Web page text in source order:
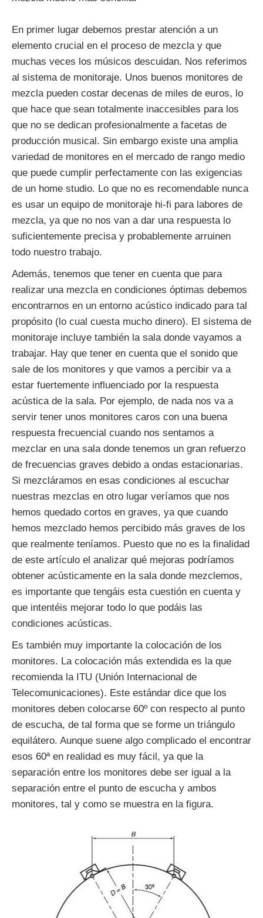
En primer lugar debemos prestar atención a un
elemento crucial en el proceso de mezcla y que
muchas veces los músicos descuidan. Nos referimos
al sistema de monitoraje. Unos buenos monitores de
mezcla pueden costar decenas de miles de euros, lo
que hace que sean totalmente inaccesibles para los
que no se dedican profesionalmente a facetas de
producción musical. Sin embargo existe una amplia
variedad de monitores en el mercado de rango medio
que puede cumplir perfectamente con las exigencias
de un home studio. Lo que no es recomendable nunca
es usar un equipo de monitoraje hi-fi para labores de
mezcla, ya que no nos van a dar una respuesta lo
suficientemente precisa y probablemente arruinen
todo nuestro trabajo.
Además, tenemos que tener en cuenta que para
realizar una mezcla en condiciones óptimas debemos
encontrarnos en un entorno acústico indicado para tal
propósito (lo cual cuesta mucho dinero). El sistema de
monitoraje incluye también la sala donde vayamos a
trabajar. Hay que tener en cuenta que el sonido que
sale de los monitores y que vamos a percibir va a
estar fuertemente influenciado por la respuesta
acústica de la sala. Por ejemplo, de nada nos va a
servir tener unos monitores caros con una buena
respuesta frecuencial cuando nos sentamos a
mezclar en una sala donde tenemos un gran refuerzo
de frecuencias graves debido a ondas estacionarias.
Si mezcláramos en esas condiciones al escuchar
nuestras mezclas en otro lugar veríamos que nos
hemos quedado cortos en graves, ya que cuando
hemos mezclado hemos percibido más graves de los
que realmente teníamos. Puesto que no es la finalidad
de este artículo el analizar qué mejoras podríamos
obtener acústicamente en la sala donde mezclemos,
es importante que tengáis esta cuestión en cuenta y
que intentéis mejorar todo lo que podáis las
condiciones acústicas.
Es también muy importante la colocación de los
monitores. La colocación más extendida es la que
recomienda la ITU (Unión Internacional de
Telecomunicaciones). Este estándar dice que los
monitores deben colocarse 60º con respecto al punto
de escucha, de tal forma que se forme un triángulo
equilátero. Aunque suene algo complicado el encontrar
esos 60ª en realidad es muy fácil, ya que la
separación entre los monitores debe ser igual a la
separación entre el punto de escucha y ambos
monitores, tal y como se muestra en la figura.